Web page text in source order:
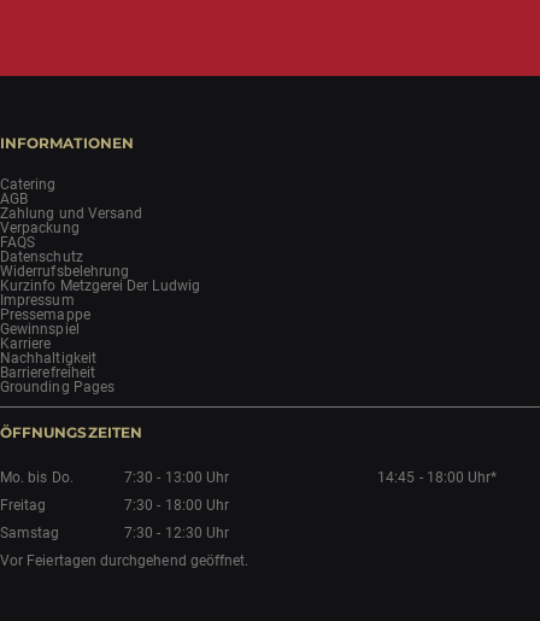
INFORMATIONEN
Catering
AGB
Zahlung und Versand
Verpackung
FAQS
Datenschutz
Widerrufsbelehrung
Kurzinfo Metzgerei Der Ludwig
Impressum
Pressemappe
Gewinnspiel
Karriere
Nachhaltigkeit
Barrierefreiheit
Grounding Pages
ÖFFNUNGSZEITEN
Mo. bis Do. 7:30 - 13:00 Uhr
14:45 - 18:00 Uhr*
Freitag
7:30 - 18:00 Uhr
Samstag
7:30 - 12:30 Uhr
Vor Feiertagen durchgehend geöffnet.